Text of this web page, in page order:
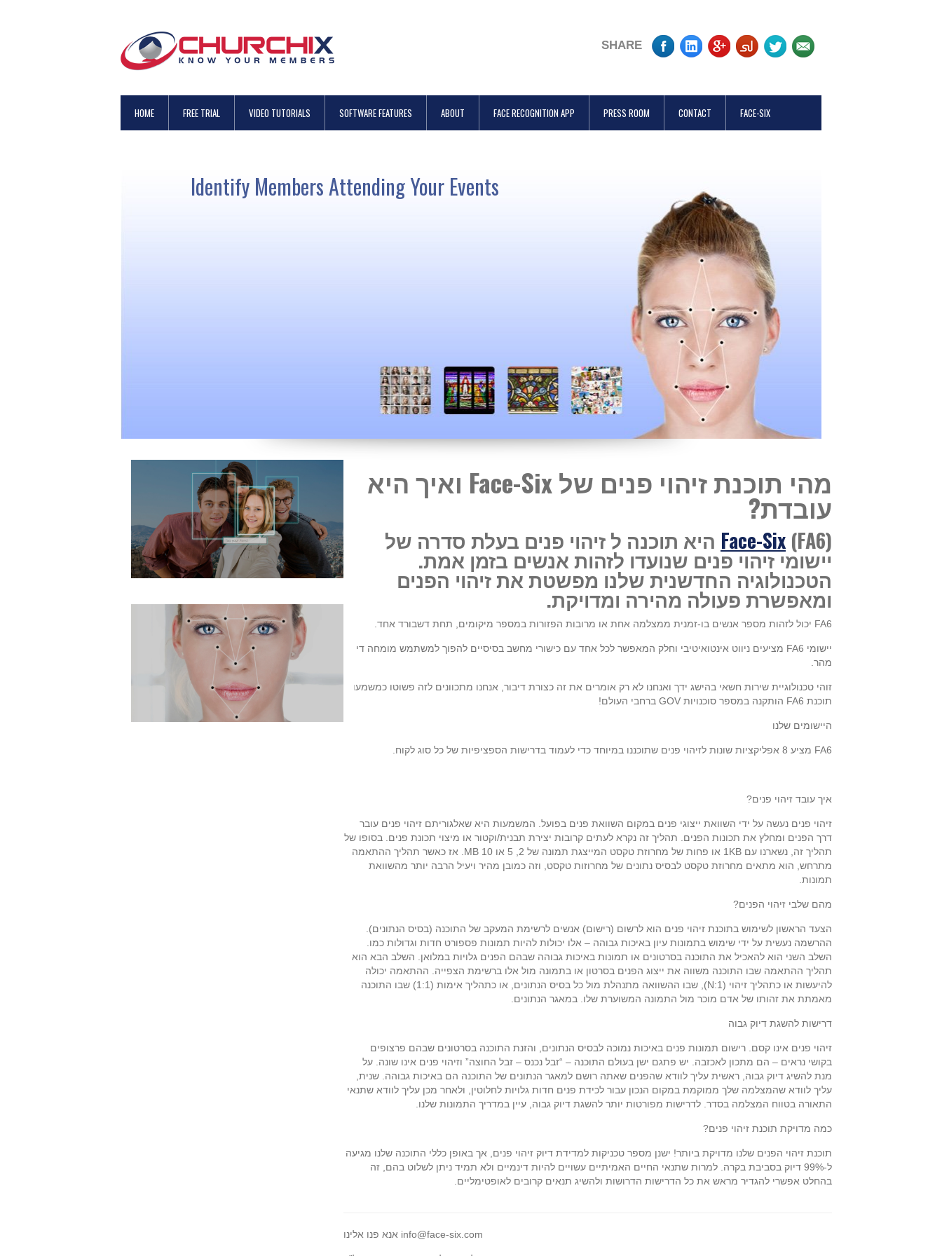
SHARE
HOME FREE TRIAL VIDEO TUTORIALS SOFTWARE FEATURES ABOUT FACE RECOGNITION APP PRESS ROOM CONTACT FACE-SIX
Identify Members Attending Your Events
מהי תוכנת זיהוי פנים של Face-Six ואיך היא
עובדת?
Face-Six (FA6) היא תוכנה ל זיהוי פנים בעלת סדרה של
יישומי זיהוי פנים שנועדו לזהות אנשים בזמן אמת.
הטכנולוגיה החדשנית שלנו מפשטת את זיהוי הפנים
ומאפשרת פעולה מהירה ומדויקת.
FA6 יכול לזהות מספר אנשים בו-זמנית ממצלמה אחת או מרובות הפזורות במספר מיקומים, תחת דשבורד אחד.
יישומי FA6 מציעים ניווט אינטואיטיבי וחלק המאפשר לכל אחד עם כישורי מחשב בסיסיים להפוך למשתמש מומחה די
מהר.
זוהי טכנולוגיית שירות חשאי בהישג ידך ואנחנו לא רק אומרים את זה כצורת דיבור, אנחנו מתכוונים לזה פשוטו כמשמעו,
תוכנת FA6 הותקנה במספר סוכנויות GOV ברחבי העולם!
היישומים שלנו
FA6 מציע 8 אפליקציות שונות לזיהוי פנים שתוכננו במיוחד כדי לעמוד בדרישות הספציפיות של כל סוג לקוח.
איך עובד זיהוי פנים?
זיהוי פנים נעשה על ידי השוואת ייצוגי פנים במקום השוואת פנים בפועל. המשמעות היא שאלגוריתם זיהוי פנים עובר
דרך הפנים ומחלץ את תכונות הפנים. תהליך זה נקרא לעתים קרובות יצירת תבנית/וקטור או מיצוי תכונת פנים. בסופו של
תהליך זה, נשארנו עם 1KB או פחות של מחרוזת טקסט המייצגת תמונה של 2, 5 או 10 MB. אז כאשר תהליך ההתאמה
מתרחש, הוא מתאים מחרוזת טקסט לבסיס נתונים של מחרוזות טקסט, וזה כמובן מהיר ויעיל הרבה יותר מהשוואת
תמונות.
מהם שלבי זיהוי הפנים?
הצעד הראשון לשימוש בתוכנת זיהוי פנים הוא לרשום (רישום) אנשים לרשימת המעקב של התוכנה (בסיס הנתונים).
ההרשמה נעשית על ידי שימוש בתמונות עיון באיכות גבוהה – אלו יכולות להיות תמונות פספורט חדות וגדולות כמו.
השלב השני הוא להאכיל את התוכנה בסרטונים או תמונות באיכות גבוהה שבהם הפנים גלויות במלואן. השלב הבא הוא
תהליך ההתאמה שבו התוכנה משווה את ייצוג הפנים בסרטון או בתמונה מול אלו ברשימת הצפייה. ההתאמה יכולה
להיעשות או כתהליך זיהוי (1:N), שבו ההשוואה מתנהלת מול כל בסיס הנתונים, או כתהליך אימות (1:1) שבו התוכנה
מאמתת את זהותו של אדם מוכר מול התמונה המשוערת שלו. במאגר הנתונים.
דרישות להשגת דיוק גבוה
זיהוי פנים אינו קסם. רישום תמונות פנים באיכות נמוכה לבסיס הנתונים, והזנת התוכנה בסרטונים שבהם פרצופים
בקושי נראים – הם מתכון לאכזבה. יש פתגם ישן בעולם התוכנה – “זבל נכנס – זבל החוצה” וזיהוי פנים אינו שונה. על
מנת להשיג דיוק גבוה, ראשית עליך לוודא שהפנים שאתה רושם למאגר הנתונים של התוכנה הם באיכות גבוהה. שנית,
עליך לוודא שהמצלמה שלך ממוקמת במקום הנכון עבור לכידת פנים חדות גלויות לחלוטין, ולאחר מכן עליך לוודא שתנאי
התאורה בטווח המצלמה בסדר. לדרישות מפורטות יותר להשגת דיוק גבוה, עיין במדריך התמונות שלנו.
כמה מדויקת תוכנת זיהוי פנים?
תוכנת זיהוי הפנים שלנו מדויקת ביותר! ישנן מספר טכניקות למדידת דיוק זיהוי פנים, אך באופן כללי התוכנה שלנו מגיעה
ל-99% דיוק בסביבת בקרה. למרות שתנאי החיים האמיתיים עשויים להיות דינמיים ולא תמיד ניתן לשלוט בהם, זה
בהחלט אפשרי להגדיר מראש את כל הדרישות הדרושות ולהשיג תנאים קרובים לאופטימליים.
אנא פנו אלינו info@face-six.com